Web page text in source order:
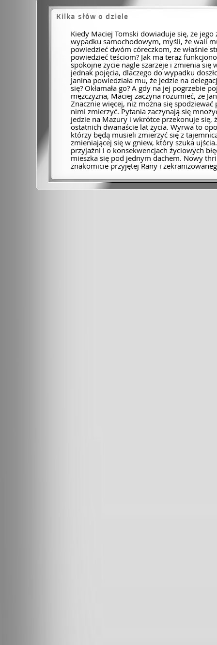
Kilka słów o dziele
Kiedy Maciej Tomski dowiaduje się, że jego
wypadku samochodowym, myśli, że wali
powiedzieć dwóm córeczkom, że właśnie
powiedzieć teściom? Jak ma teraz
spokojne życie nagle szarzeje i zmienia się
jednak pojęcia, dlaczego do wypadku
Janina powiedziała mu, że jedzie na
się? Okłamała go? A gdy na jej pogrzebie
mężczyzna, Maciej zaczyna rozumieć, że
Znacznie więcej, niż można się
nimi zmierzyć. Pytania zaczynają się
jedzie na Mazury i wkrótce przekonuje się,
ostatnich dwanaście lat życia. Wyrwa to
którzy będą musieli zmierzyć się z
zmieniającej się w gniew, który szuka
przyjaźni i o konsekwencjach życiowych
mieszka się pod jednym dachem. Nowy
znakomicie przyjętej Rany i